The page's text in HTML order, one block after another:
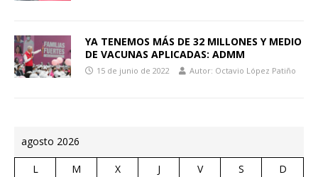
YA TENEMOS MÁS DE 32 MILLONES Y MEDIO
DE VACUNAS APLICADAS: ADMM
15 de junio de 2022 Autor: Octavio López Patiño
agosto 2026
L M X J V S
D